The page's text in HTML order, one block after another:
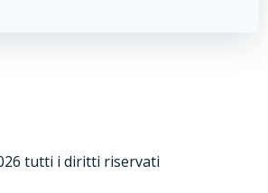
tutti i diritti riservati